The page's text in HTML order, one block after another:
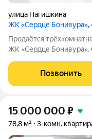
улица Нагишкина
ЖК «Сердце Бонивура»,
Продаётся
ЖК «Сердце Бонивура».
13,6 кв.м, гостиную
7,8 кв.м,
Позвонить
15 000 000 ₽
78,8 м² 3-комн.